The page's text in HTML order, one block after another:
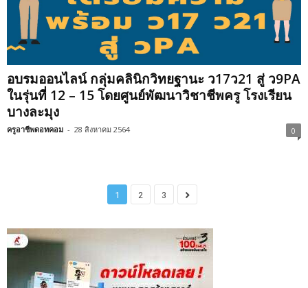
อบรมออนไลน์ กลุ่มคลินิกวิทยฐานะ ว17ว21 สู่ ว9PA
ในรุ่นที่ 12 – 15 โดยศูนย์พัฒนาวิชาชีพครู โรงเรียน
บางละมุง
ครูอาชีพดอทคอม - 28 สิงหาคม 2564 0
1 2 3